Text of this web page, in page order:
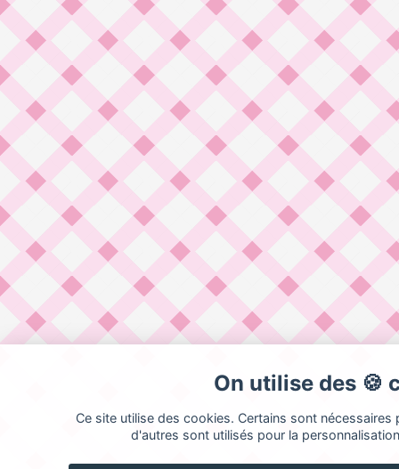
On utilise des 🍪
Ce site utilise des cookies. Certains sont
d'autres sont utilisés pour la